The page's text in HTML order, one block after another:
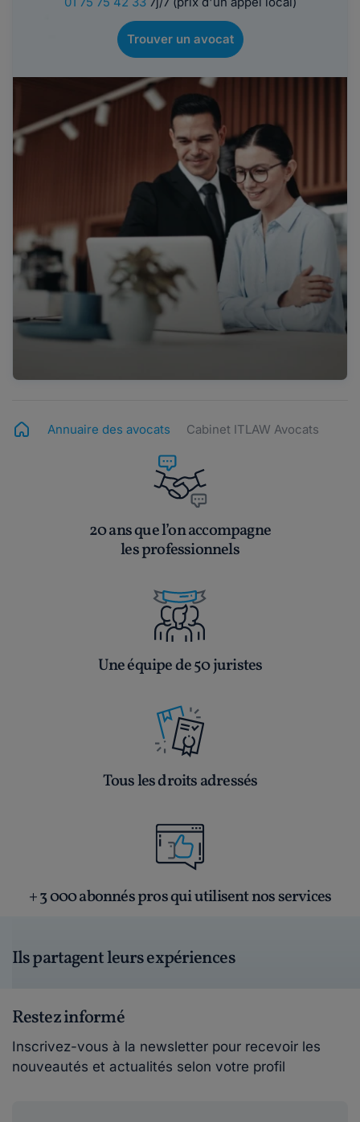
Trouver un avocat
Annuaire des avocats Cabinet ITLAW Avocats
20 ans que l’on accompagne
les professionnels
Une équipe de 50 juristes
Tous les droits adressés
+ 3 000 abonnés pros qui utilisent nos services
Ils partagent leurs expériences
Restez informé
Inscrivez-vous à la newsletter pour recevoir les
nouveautés et actualités selon votre profil